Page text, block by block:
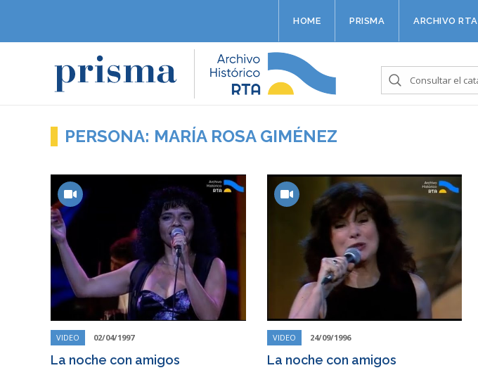
HOME PRISMA ARCHIVO RTA
PERSONA: MARÍA ROSA GIMÉNEZ
VIDEO 02/04/1997
La noche con amigos
VIDEO 24/09/1996
La noche con amigos